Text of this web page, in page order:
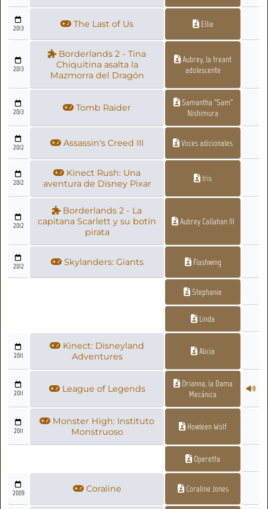
2013 The Last of Us Ellie
2013
Borderlands 2 - Tina
Chiquitina asalta la
Mazmorra del Dragón
Aubrey, la treant
adolescente
2013 Tomb Raider
Samantha "Sam"
Nishimura
2012 Assassin's Creed III Voces adicionales
2012
Kinect Rush: Una
aventura de Disney Pixar
Iris
2012
Borderlands 2 - La
capitana Scarlett y su botín
pirata
Aubrey Callahan III
2012 Skylanders: Giants Flashwing
Stephanie
Linda
2011
Kinect: Disneyland
Adventures
Alicia
2011 League of Legends
Orianna, la Dama
Mecánica
2011
Monster High: Instituto
Monstruoso
Howleen Wolf
Operetta
2009 Coraline Coraline Jones